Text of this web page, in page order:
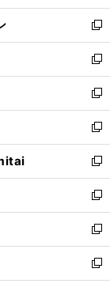
開
く
ウ
で
開
く
ン
ド
ウ
で
開
く
ウ
ィ
ン
ド
ウ
で
開
く
新
し
い
ウ
ィ
ン
ド
ウ
で
開
く
新
し
い
ウ
ィ
ン
ド
ウ
で
開
く
新
し
い
ウ
ィ
ン
ド
ウ
で
開
く
新
し
い
ウ
ィ
ン
ド
ウ
で
開
新
し
い
ウ
ィ
ン
ド
ウ
新
し
い
ウ
ィ
ン
新
し
い
ウ
新
し